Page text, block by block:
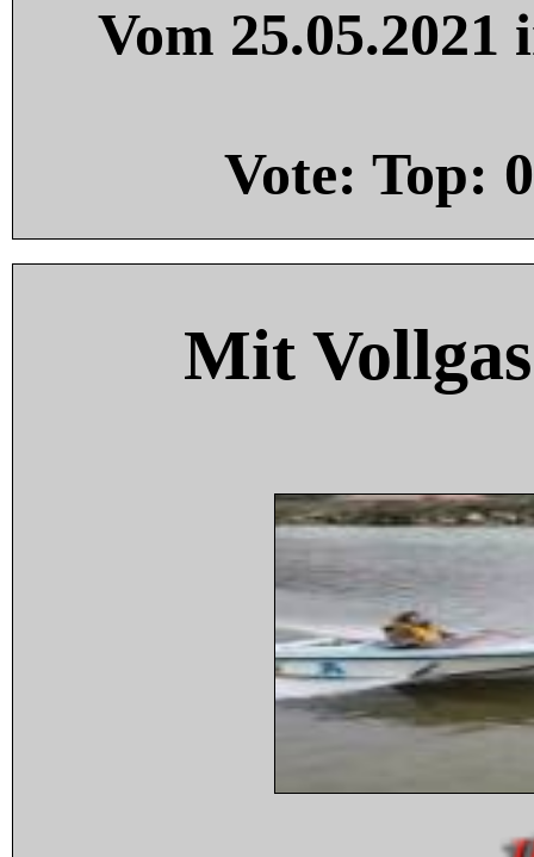
Vom
Vote: Top: 0
Mit